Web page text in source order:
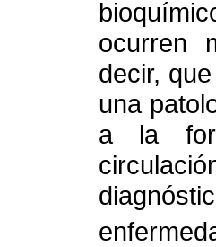
ocurren
decir,
una
a la